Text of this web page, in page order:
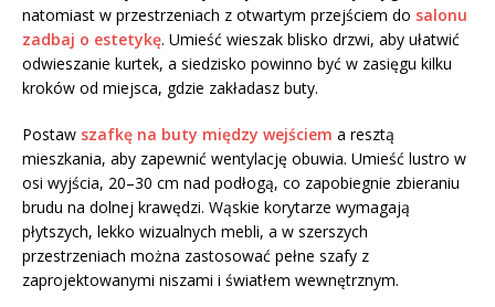
natomiast w przestrzeniach z otwartym przejściem do salonu
zadbaj o estetykę. Umieść wieszak blisko drzwi, aby ułatwić
odwieszanie kurtek, a siedzisko powinno być w zasięgu kilku
kroków od miejsca, gdzie zakładasz buty.
Postaw szafkę na buty między wejściem a resztą
mieszkania, aby zapewnić wentylację obuwia. Umieść lustro w
osi wyjścia, 20–30 cm nad podłogą, co zapobiegnie zbieraniu
brudu na dolnej krawędzi. Wąskie korytarze wymagają
płytszych, lekko wizualnych mebli, a w szerszych
przestrzeniach można zastosować pełne szafy z
zaprojektowanymi niszami i światłem wewnętrznym.